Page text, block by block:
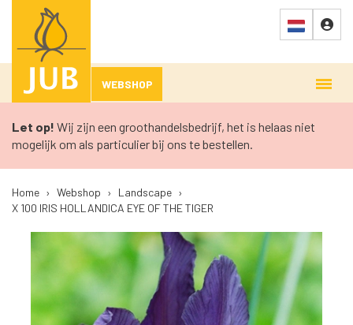
WEBSHOP
Let op! Wij zijn een groothandelsbedrijf, het is helaas niet
mogelijk om als particulier bij ons te bestellen.
Home › Webshop › Landscape ›
X 100 IRIS HOLLANDICA EYE OF THE TIGER